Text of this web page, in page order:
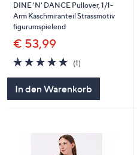
DINE 'N' DANCE Pullover, 1/1-
Arm Kaschmiranteil Strassmotiv
figurumspielend
€ 53,99
5.0
von
(1)1
In den Warenkorb